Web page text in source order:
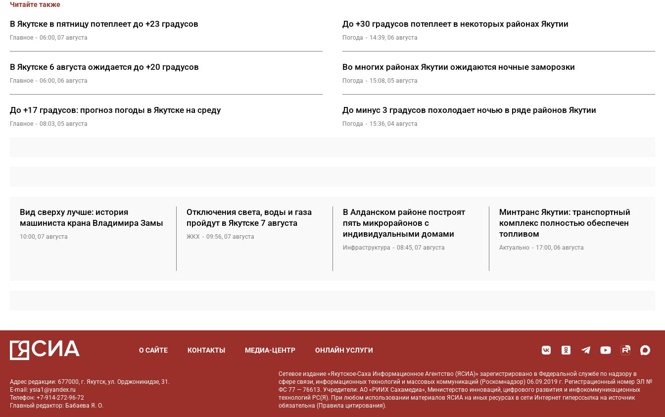
охраной труда
Читайте также
В Якутске в пятницу потеплеет до +23 градусов
Главное 06:00, 07 августа
До +30 градусов потеплеет в некоторых районах Якутии
Погода 14:39, 06 августа
В Якутске 6 августа ожидается до +20 градусов
Главное 06:00, 06 августа
Во многих районах Якутии ожидаются ночные заморозки
Погода 15:08, 05 августа
До +17 градусов: прогноз погоды в Якутске на среду
Главное 08:03, 05 августа
До минус 3 градусов похолодает ночью в ряде районов Якутии
Погода 15:36, 04 августа
Вид сверху лучше: история
машиниста крана Владимира Замы
10:00, 07 августа
Отключения света, воды и газа
пройдут в Якутске 7 августа
ЖКХ 09:56, 07 августа
В Алданском районе построят
пять микрорайонов с
индивидуальными домами
Инфраструктура 08:45, 07 августа
Минтранс Якутии: транспортный
комплекс полностью обеспечен
топливом
Актуально 17:00, 06 августа
О САЙТЕ КОНТАКТЫ МЕДИА-ЦЕНТР ОНЛАЙН УСЛУГИ
Адрес редакции: 677000, г. Якутск, ул. Орджоникидзе, 31.
E-mail: ysia1@yandex.ru
Телефон: +7-914-272-96-72
Главный редактор: Бабаева Я. О.
Сетевое издание «Якутское-Саха Информационное Агентство (ЯСИА)» зарегистрировано в Федеральной службе по надзору в
сфере связи, информационных технологий и массовых коммуникаций (Роскомнадзор) 06.09.2019 г. Регистрационный номер ЭЛ №
ФС 77 — 76613. Учредители: АО «РИИХ Сахамедиа», Министерство инноваций, цифрового развития и инфокоммуникационных
технологий РС(Я). При любом использовании материалов ЯСИА на иных ресурсах в сети Интернет гиперссылка на источник
обязательна (Правила цитирования).